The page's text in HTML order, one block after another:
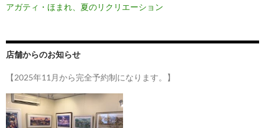
アガティ・ほまれ、夏のリクリエーション
店舗からのお知らせ
【2025年11月から完全予約制になります。】